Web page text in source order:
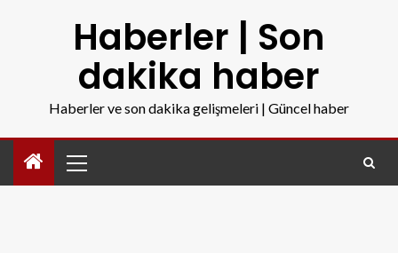
Haberler | Son
dakika haber
Haberler ve son dakika gelişmeleri | Güncel haber